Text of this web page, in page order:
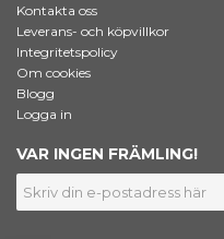
Kontakta oss
Leverans- och köpvillkor
Integritetspolicy
Om cookies
Blogg
Logga in
VAR INGEN FRÄMLING!